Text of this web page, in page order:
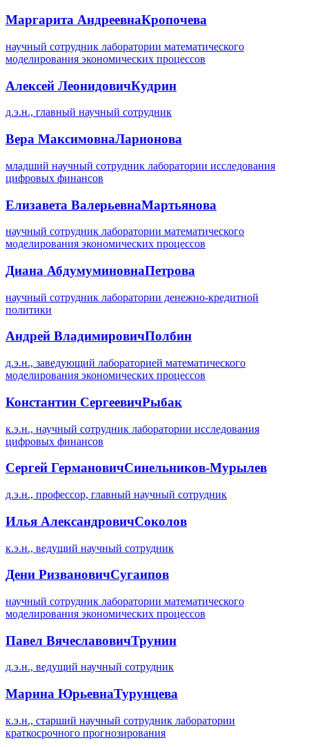
Маргарита АндреевнаКропочева
научный сотрудник лаборатории математического
моделирования экономических процессов
Алексей ЛеонидовичКудрин
д.э.н., главный научный сотрудник
Вера МаксимовнаЛарионова
младший научный сотрудник лаборатории исследования
цифровых финансов
Елизавета ВалерьевнаМартьянова
научный сотрудник лаборатории математического
моделирования экономических процессов
Диана АбдумуминовнаПетрова
научный сотрудник лаборатории денежно-кредитной
политики
Андрей ВладимировичПолбин
д.э.н., заведующий лабораторией математического
моделирования экономических процессов
Константин СергеевичРыбак
к.э.н., научный сотрудник лаборатории исследования
цифровых финансов
Сергей ГермановичСинельников-Мурылев
д.э.н., профессор, главный научный сотрудник
Илья АлександровичСоколов
к.э.н., ведущий научный сотрудник
Дени РизвановичСугаипов
научный сотрудник лаборатории математического
моделирования экономических процессов
Павел ВячеславовичТрунин
д.э.н., ведущий научный сотрудник
Марина ЮрьевнаТурунцева
к.э.н., старший научный сотрудник лаборатории
краткосрочного прогнозирования